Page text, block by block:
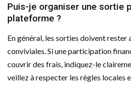
Puis-je organiser une sortie
plateforme ?
En général, les sorties doivent rester
conviviales. Si une participation
couvrir des frais, indiquez-le
veillez à respecter les règles locales